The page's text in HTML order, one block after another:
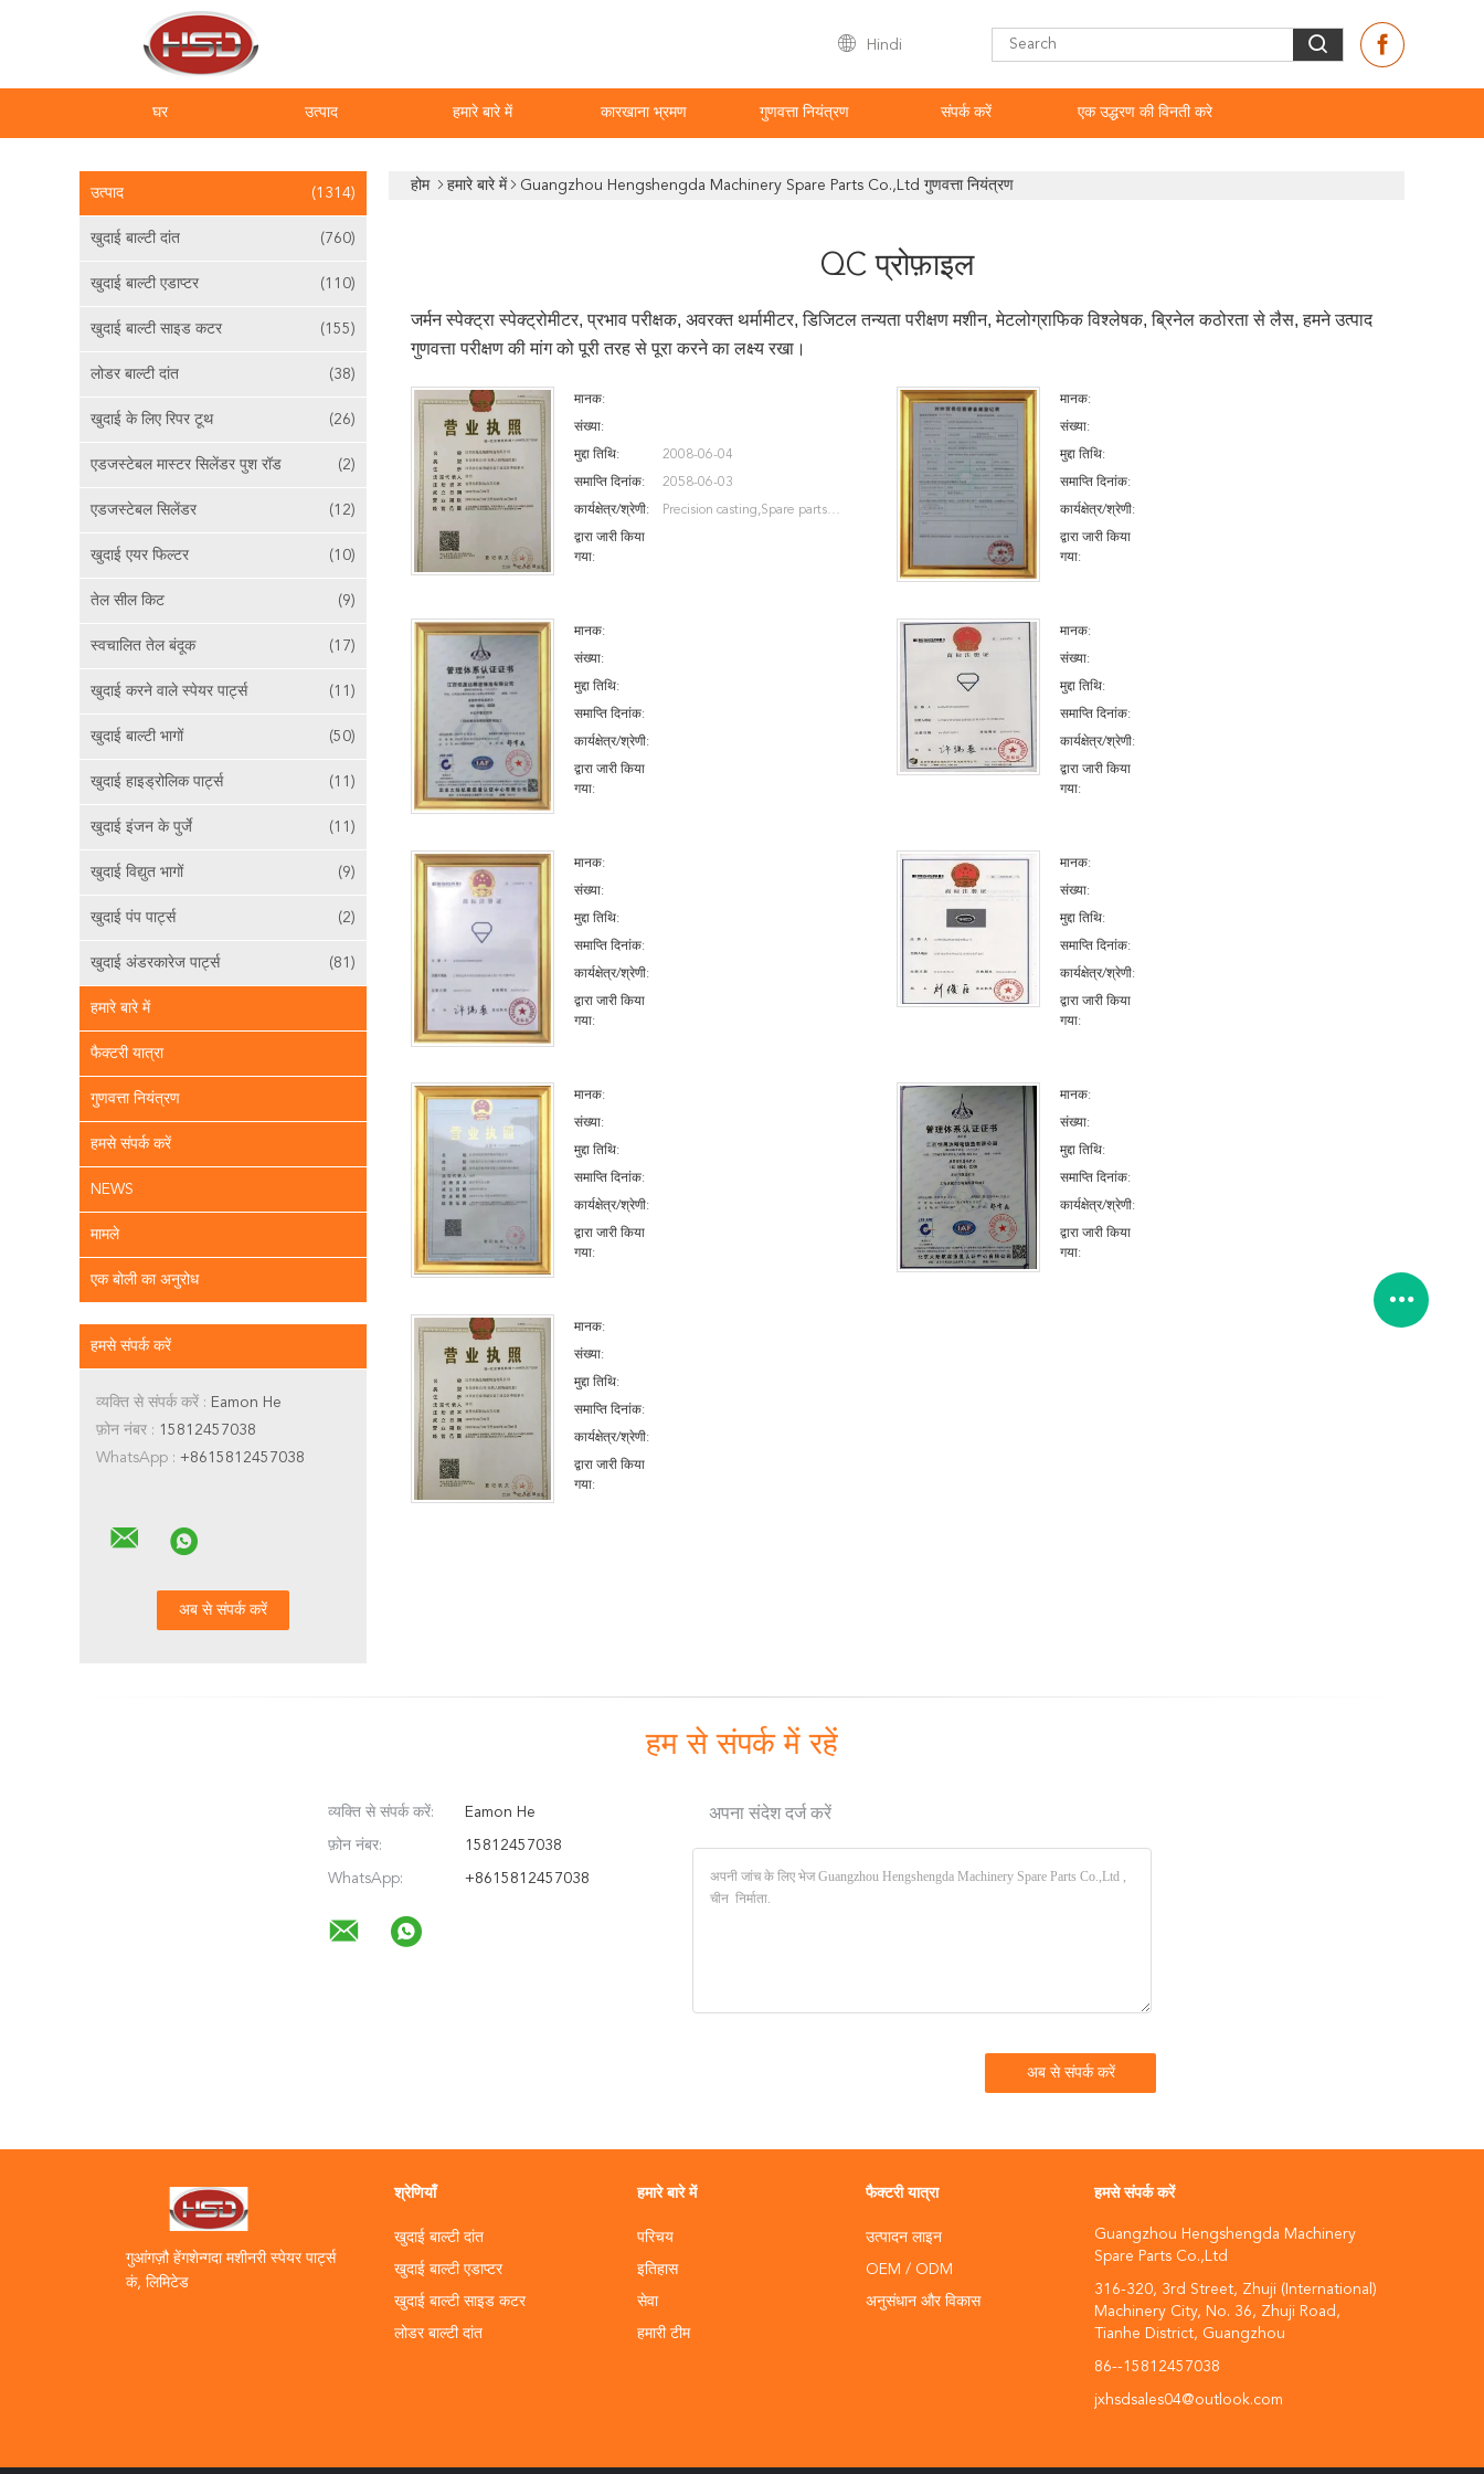
Hindi
घर उत्पाद हमारे बारे में कारखाना भ्रमण गुणवत्ता नियंत्रण संपर्क करें एक उद्धरण की विनती करे
उत्पाद (1314)
खुदाई बाल्टी दांत (760)
खुदाई बाल्टी एडाप्टर (110)
खुदाई बाल्टी साइड कटर (155)
लोडर बाल्टी दांत (38)
खुदाई के लिए रिपर टूथ (26)
एडजस्टेबल मास्टर सिलेंडर पुश रॉड (2)
एडजस्टेबल सिलेंडर (12)
खुदाई एयर फिल्टर (10)
तेल सील किट (9)
स्वचालित तेल बंदूक (17)
खुदाई करने वाले स्पेयर पार्ट्स (11)
खुदाई बाल्टी भागों (50)
खुदाई हाइड्रोलिक पार्ट्स (11)
खुदाई इंजन के पुर्जे (11)
खुदाई विद्युत भागों (9)
खुदाई पंप पार्ट्स (2)
खुदाई अंडरकारेज पार्ट्स (81)
हमारे बारे में
फैक्टरी यात्रा
गुणवत्ता नियंत्रण
हमसे संपर्क करें
NEWS
मामले
एक बोली का अनुरोध
हमसे संपर्क करें
व्यक्ति से संपर्क करें : Eamon He
फ़ोन नंबर : 15812457038
WhatsApp : +8615812457038
होम हमारे बारे में Guangzhou Hengshengda Machinery Spare Parts Co.,Ltd गुणवत्ता नियंत्रण
QC प्रोफ़ाइल
जर्मन स्पेक्ट्रा स्पेक्ट्रोमीटर, प्रभाव परीक्षक, अवरक्त थर्मामीटर, डिजिटल तन्यता परीक्षण मशीन, मेटलोग्राफिक विश्लेषक, ब्रिनेल कठोरता से लैस, हमने उत्पाद
गुणवत्ता परीक्षण की मांग को पूरी तरह से पूरा करने का लक्ष्य रखा।
मानक:
संख्या:
मुद्दा तिथि: 2008-06-04
समाप्ति दिनांक: 2058-06-03
कार्यक्षेत्र/श्रेणी:
Precision casting,Spare parts
द्वारा जारी किया
गया:
मानक:
संख्या:
मुद्दा तिथि:
समाप्ति दिनांक:
कार्यक्षेत्र/श्रेणी:
द्वारा जारी किया
गया:
मानक:
संख्या:
मुद्दा तिथि:
समाप्ति दिनांक:
कार्यक्षेत्र/श्रेणी:
द्वारा जारी किया
गया:
मानक:
संख्या:
मुद्दा तिथि:
समाप्ति दिनांक:
कार्यक्षेत्र/श्रेणी:
द्वारा जारी किया
गया:
मानक:
संख्या:
मुद्दा तिथि:
समाप्ति दिनांक:
कार्यक्षेत्र/श्रेणी:
द्वारा जारी किया
गया:
मानक:
संख्या:
मुद्दा तिथि:
समाप्ति दिनांक:
कार्यक्षेत्र/श्रेणी:
द्वारा जारी किया
गया:
मानक:
संख्या:
मुद्दा तिथि:
समाप्ति दिनांक:
कार्यक्षेत्र/श्रेणी:
द्वारा जारी किया
गया:
मानक:
संख्या:
मुद्दा तिथि:
समाप्ति दिनांक:
कार्यक्षेत्र/श्रेणी:
द्वारा जारी किया
गया:
मानक:
संख्या:
मुद्दा तिथि:
समाप्ति दिनांक:
कार्यक्षेत्र/श्रेणी:
द्वारा जारी किया
गया:
हम से संपर्क में रहें
व्यक्ति से संपर्क करें: Eamon He
फ़ोन नंबर: 15812457038
WhatsApp: +8615812457038
अपना संदेश दर्ज करें
गुआंगज़ौ हेंगशेन्गदा मशीनरी स्पेयर पार्ट्स
कं, लिमिटेड
श्रेणियाँ
खुदाई बाल्टी दांत
खुदाई बाल्टी एडाप्टर
खुदाई बाल्टी साइड कटर
लोडर बाल्टी दांत
हमारे बारे में
परिचय
इतिहास
सेवा
हमारी टीम
फैक्टरी यात्रा
उत्पादन लाइन
OEM / ODM
अनुसंधान और विकास
हमसे संपर्क करें
Guangzhou Hengshengda Machinery
Spare Parts Co.,Ltd
316-320, 3rd Street, Zhuji (International)
Machinery City, No. 36, Zhuji Road,
Tianhe District, Guangzhou
86--15812457038
jxhsdsales04@outlook.com